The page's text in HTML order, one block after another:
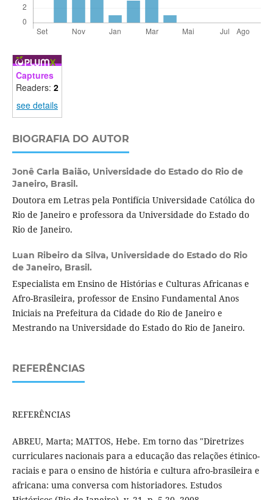
Captures
Readers: 2
see details
BIOGRAFIA DO AUTOR
Jonê Carla Baião, Universidade do Estado do Rio de
Janeiro, Brasil.
Doutora em Letras pela Pontifícia Universidade Católica do
Rio de Janeiro e professora da Universidade do Estado do
Rio de Janeiro.
Luan Ribeiro da Silva, Universidade do Estado do Rio
de Janeiro, Brasil.
Especialista em Ensino de Histórias e Culturas Africanas e
Afro-Brasileira, professor de Ensino Fundamental Anos
Iniciais na Prefeitura da Cidade do Rio de Janeiro e
Mestrando na Universidade do Estado do Rio de Janeiro.
REFERÊNCIAS
REFERÊNCIAS
ABREU, Marta; MATTOS, Hebe. Em torno das "Diretrizes
curriculares nacionais para a educação das relações étinico-
raciais e para o ensino de história e cultura afro-brasileira e
africana: uma conversa com historiadores. Estudos